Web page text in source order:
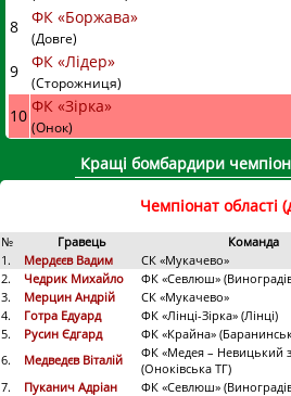
8 ФК «Боржава»
(Довге)
9 ФК «Лідер»
(Сторожниця)
10 ФК «Зірка»
(Онок)
Кращі бомбардири
Чемпіонат області
№ Гравець Команда
1.
Мердєєв Вадим СК «Мукачево»
2.
Чедрик Михайло ФК «Севлюш»
3.
Мерцин Андрій СК «Мукачево»
4.
Готра Едуард ФК «Лінці-Зірка» (Лінці)
5.
Русин Єдгард ФК «Крайна»
6.
Медведєв Віталій
ФК «Медея – Невицький
(Оноківська ТГ)
7.
Пуканич Адріан ФК «Севлюш»